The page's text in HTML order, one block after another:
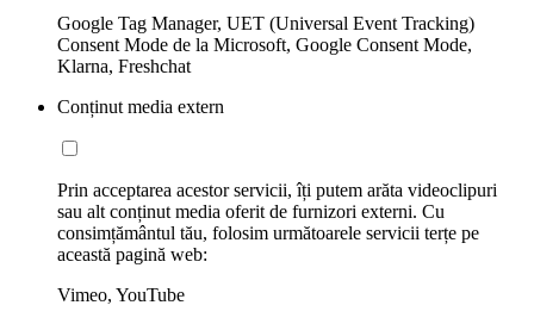
Google Tag Manager, UET (Universal Event Tracking)
Consent Mode de la Microsoft, Google Consent Mode,
Klarna, Freshchat
Conținut media extern
Prin acceptarea acestor servicii, îți putem arăta videoclipuri
sau alt conținut media oferit de furnizori externi. Cu
consimțământul tău, folosim următoarele servicii terțe pe
această pagină web:
Vimeo, YouTube